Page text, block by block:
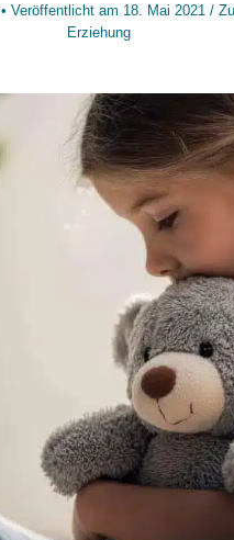
• Veröffentlicht am 18. Mai 2021 /
Erziehung